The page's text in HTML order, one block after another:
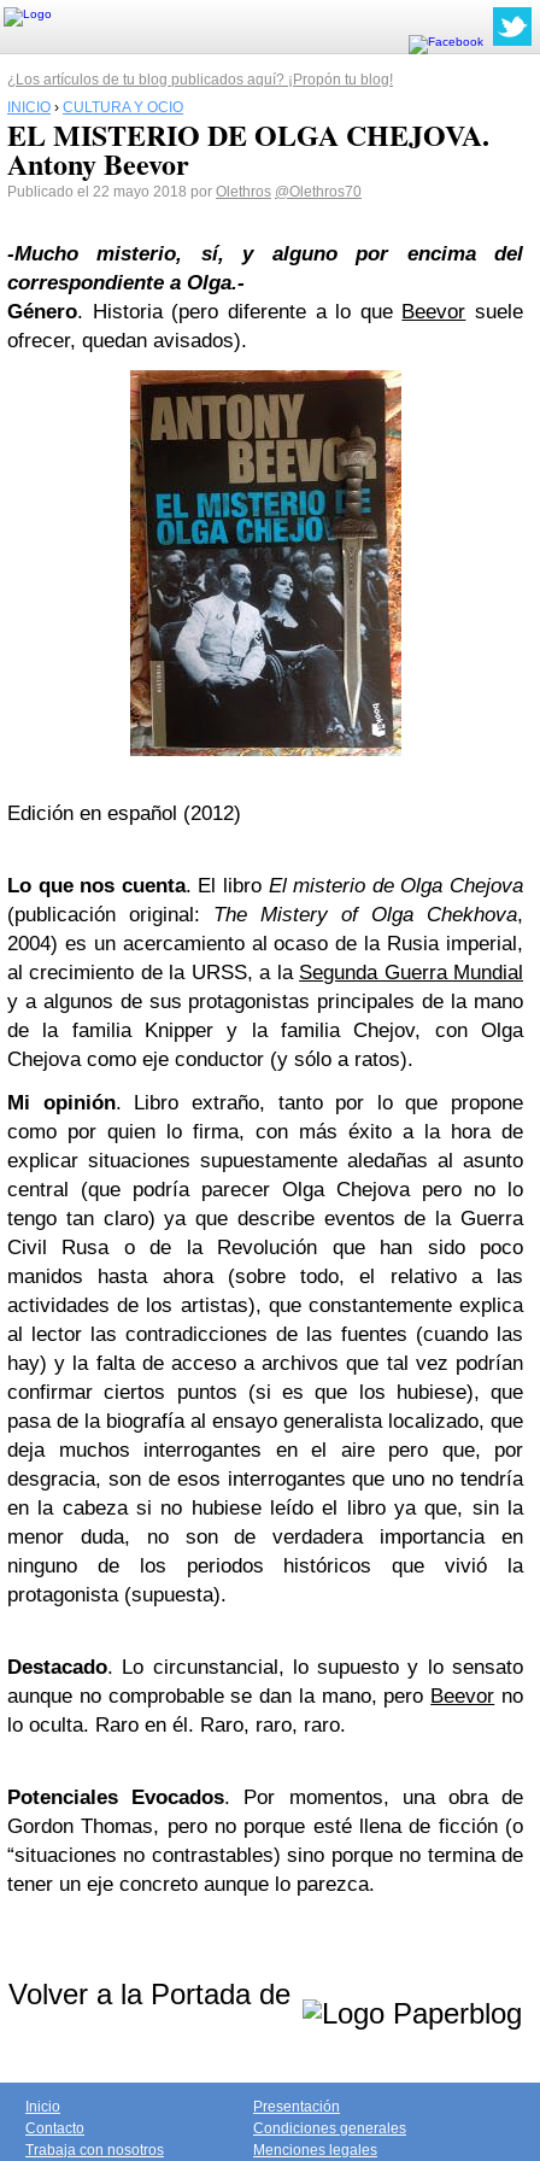
¿Los artículos de tu blog publicados aquí? ¡Propón tu blog!
INICIO › CULTURA Y OCIO
EL MISTERIO DE OLGA CHEJOVA.
Antony Beevor
Publicado el 22 mayo 2018 por Olethros @Olethros70
-Mucho misterio, sí, y alguno por encima del
correspondiente a Olga.-
Género. Historia (pero diferente a lo que Beevor suele
ofrecer, quedan avisados).
Edición en español (2012)
Lo que nos cuenta. El libro El misterio de Olga Chejova
(publicación original: The Mistery of Olga Chekhova,
2004) es un acercamiento al ocaso de la Rusia imperial,
al crecimiento de la URSS, a la Segunda Guerra Mundial
y a algunos de sus protagonistas principales de la mano
de la familia Knipper y la familia Chejov, con Olga
Chejova como eje conductor (y sólo a ratos).
Mi opinión. Libro extraño, tanto por lo que propone
como por quien lo firma, con más éxito a la hora de
explicar situaciones supuestamente aledañas al asunto
central (que podría parecer Olga Chejova pero no lo
tengo tan claro) ya que describe eventos de la Guerra
Civil Rusa o de la Revolución que han sido poco
manidos hasta ahora (sobre todo, el relativo a las
actividades de los artistas), que constantemente explica
al lector las contradicciones de las fuentes (cuando las
hay) y la falta de acceso a archivos que tal vez podrían
confirmar ciertos puntos (si es que los hubiese), que
pasa de la biografía al ensayo generalista localizado, que
deja muchos interrogantes en el aire pero que, por
desgracia, son de esos interrogantes que uno no tendría
en la cabeza si no hubiese leído el libro ya que, sin la
menor duda, no son de verdadera importancia en
ninguno de los periodos históricos que vivió la
protagonista (supuesta).
Destacado. Lo circunstancial, lo supuesto y lo sensato
aunque no comprobable se dan la mano, pero Beevor no
lo oculta. Raro en él. Raro, raro, raro.
Potenciales Evocados. Por momentos, una obra de
Gordon Thomas, pero no porque esté llena de ficción (o
“situaciones no contrastables) sino porque no termina de
tener un eje concreto aunque lo parezca.
Volver a la Portada de
Inicio
Contacto
Trabaja con nosotros
Presentación
Condiciones generales
Menciones legales